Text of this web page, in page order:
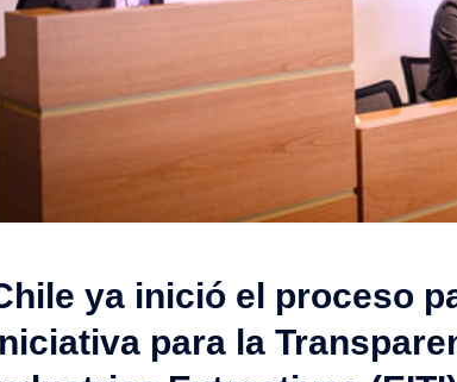
ya inició el proceso
para la